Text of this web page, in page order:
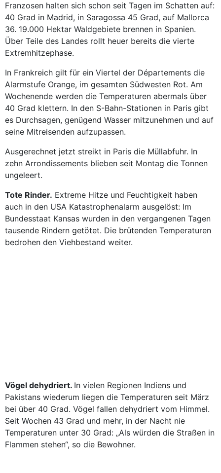
Franzosen halten sich schon seit Tagen im Schatten auf:
40 Grad in Madrid, in Saragossa 45 Grad, auf Mallorca
36. 19.000 Hektar Waldgebiete brennen in Spanien.
Über Teile des Landes rollt heuer bereits die vierte
Extremhitzephase.
In Frankreich gilt für ein Viertel der Départements die
Alarmstufe Orange, im gesamten Südwesten Rot. Am
Wochenende werden die Tempe­raturen abermals über
40 Grad klettern. In den S-Bahn-Stationen in Paris gibt
es Durchsagen, genügend Wasser mitzunehmen und auf
seine Mitreisenden aufzupassen.
Ausgerechnet jetzt streikt in Paris die Müllabfuhr. In
zehn Arrondissements blieben seit Montag die Tonnen
ungeleert.
Tote Rinder. Extreme Hitze und Feuchtigkeit haben
auch in den USA Katastrophenalarm ausgelöst: Im
Bundesstaat Kansas wurden in den vergangenen Tagen
tausende Rindern getötet. Die brütenden Temperaturen
bedrohen den Viehbestand weiter.
Vögel dehydriert. In vielen Regionen Indiens und
Pakistans wiederum liegen die Temperaturen seit März
bei über 40 Grad. Vögel fallen dehydriert vom Himmel.
Seit Wochen 43 Grad und mehr, in der Nacht nie
Temperaturen unter 30 Grad: „Als würden die Straßen in
Flammen stehen“, so die Bewohner.